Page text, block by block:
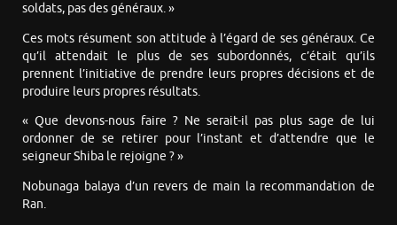
soldats, pas des généraux. »
Ces mots résument son attitude à l’égard de ses généraux. Ce
qu’il attendait le plus de ses subordonnés, c’était qu’ils
prennent l’initiative de prendre leurs propres décisions et de
produire leurs propres résultats.
« Que devons-nous faire ? Ne serait-il pas plus sage de lui
ordonner de se retirer pour l’instant et d’attendre que le
seigneur Shiba le rejoigne ? »
Nobunaga balaya d’un revers de main la recommandation de
Ran.